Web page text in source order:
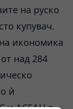
на руско
купувач.
икономика
над 284
ѝ